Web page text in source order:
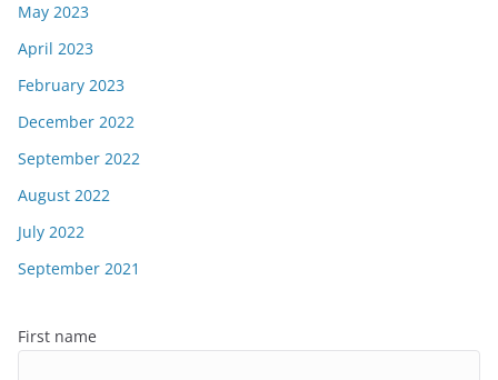
May 2023
April 2023
February 2023
December 2022
September 2022
August 2022
July 2022
September 2021
First name